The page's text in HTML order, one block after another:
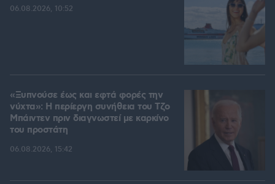
06.08.2026, 10:52
«Ξυπνούσε έως και εφτά φορές την
νύχτα»: Η περίεργη συνήθεια του Τζο
Μπάιντεν πριν διαγνωστεί με καρκίνο
του προστάτη
06.08.2026, 15:42